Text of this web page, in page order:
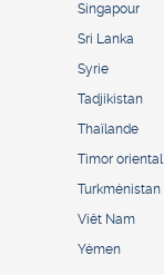
Singapour
Sri Lanka
Syrie
Tadjikistan
Thaïlande
Timor oriental
Turkménistan
Viêt Nam
Yémen